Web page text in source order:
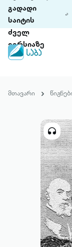
გადადი
საიტის
ძველ
ვერსიაზე
ჩვენ
პაკეტები
მთავარი